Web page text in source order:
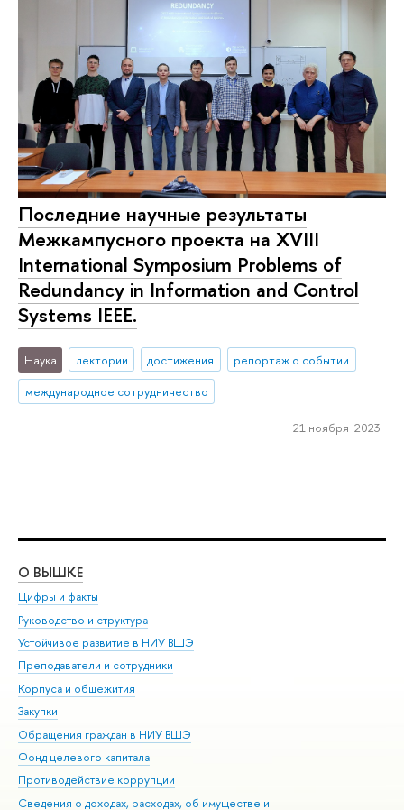
Последние научные результаты
Межкампусного проекта на XVIII
International Symposium Problems of
Redundancy in Information and Control
Systems IEEE.
Наука лектории достижения
репортаж о событии
международное сотрудничество
21 ноября 2023
О ВЫШКЕ
Цифры и факты
Руководство и структура
Устойчивое развитие в НИУ ВШЭ
Преподаватели и сотрудники
Корпуса и общежития
Закупки
Обращения граждан в НИУ ВШЭ
Фонд целевого капитала
Противодействие коррупции
Сведения о доходах, расходах, об имуществе и